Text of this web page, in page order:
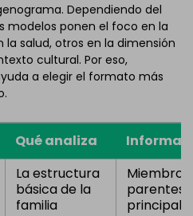
Dependiendo del
modelos ponen el foco en la
salud, otros en la dimensión
cultural. Por eso,
a elegir el formato más
Qué analiza
La estructura
básica de la
familia
Miembros